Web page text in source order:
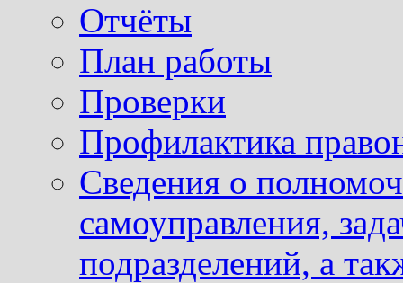
Отчёты
План работы
Проверки
Профилактика
Сведения о
самоуправления,
подразделений, а